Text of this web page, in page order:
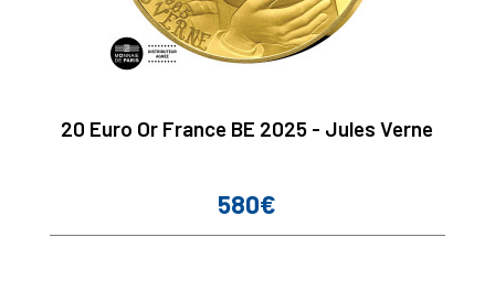
20 Euro Or France BE 2025 - Jules Verne
Prix
580€